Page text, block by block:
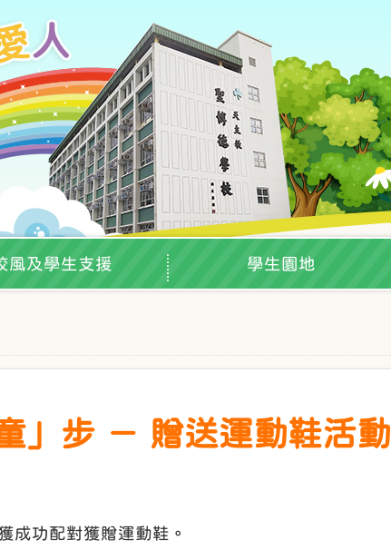
風及學生支援 學生園地
」步 － 贈送運動鞋活動
成功配對獲贈運動鞋。